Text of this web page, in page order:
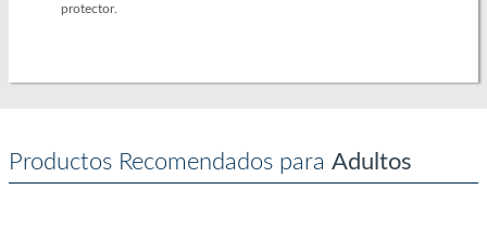
protector.
Productos Recomendados para Adultos